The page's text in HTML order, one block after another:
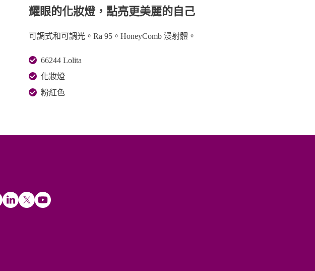
耀眼的化妝燈，點亮更美麗的自己
可調式和可調光。Ra 95。HoneyComb 漫射體。
66244 Lolita
化妝燈
粉紅色